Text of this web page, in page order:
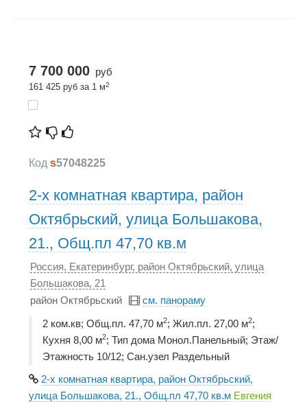
7 700 000 руб
161 425 руб за 1 м2
Код s57048225
2-х комнатная квартира, район
Октябрьский, улица Большакова,
21., Общ.пл 47,70 кв.м
Россия, Екатеринбург, район Октябрьский, улица
Большакова, 21
район Октябрьский
см. панораму
2 ком.кв; Общ.пл. 47,70 м2; Жил.пл. 27,00 м2;
Кухня 8,00 м2; Тип дома Монол.Панельный; Этаж/
Этажность 10/12; Сан.узел Раздельный
2-х комнатная квартира, район Октябрьский,
улица Большакова, 21., Общ.пл 47,70 кв.м Евгения